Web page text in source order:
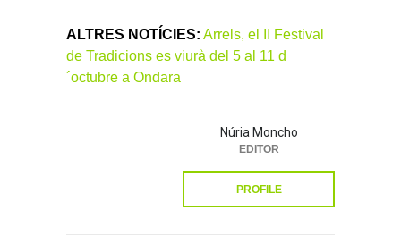
ALTRES NOTÍCIES: Arrels, el II Festival
de Tradicions es viurà del 5 al 11 d
´octubre a Ondara
Núria Moncho
EDITOR
PROFILE